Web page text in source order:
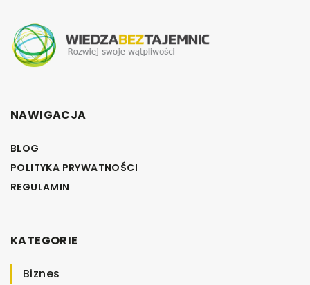
NAWIGACJA
BLOG
POLITYKA PRYWATNOŚCI
REGULAMIN
KATEGORIE
Biznes